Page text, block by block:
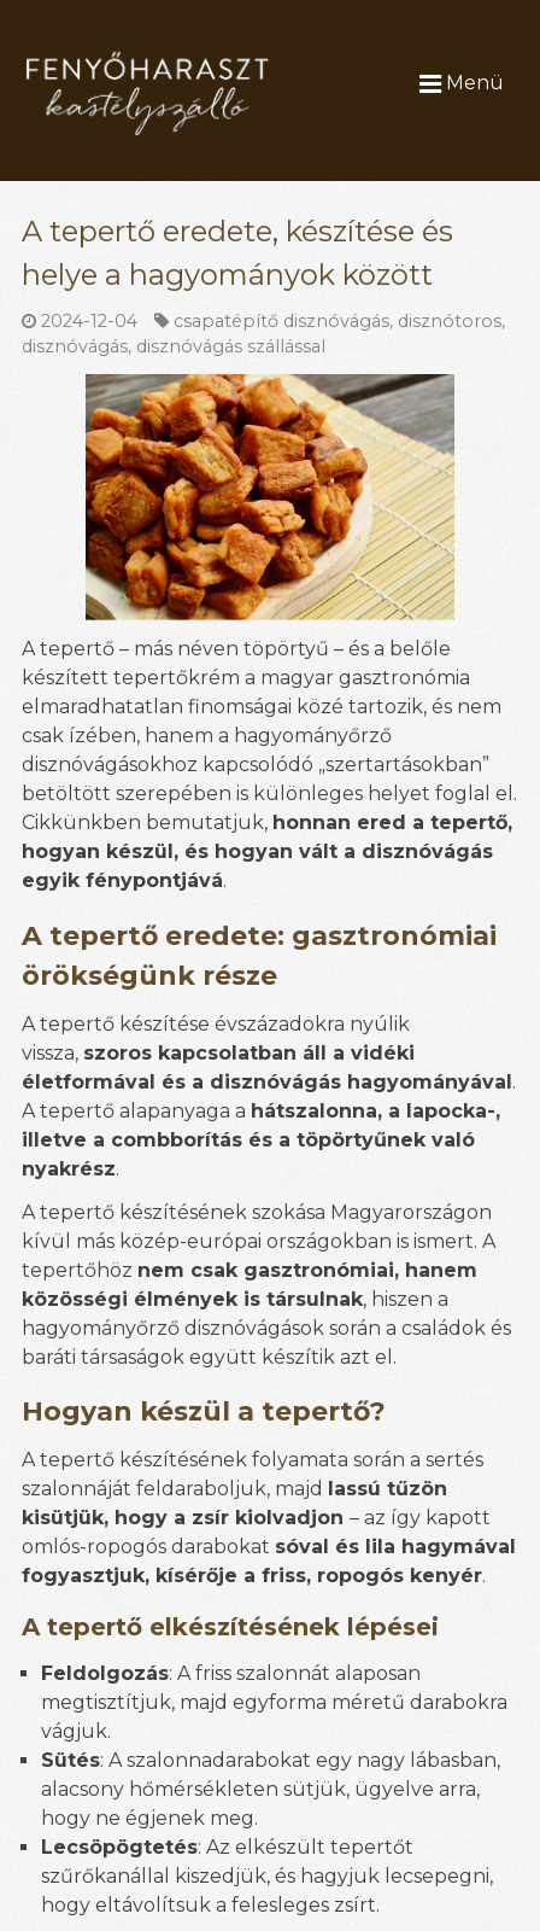
Menü
A tepertő eredete, készítése és
helye a hagyományok között
2024-12-04 csapatépítő disznóvágás, disznótoros,
disznóvágás, disznóvágás szállással
A tepertő – más néven töpörtyű – és a belőle
készített tepertőkrém a magyar gasztronómia
elmaradhatatlan finomságai közé tartozik, és nem
csak ízében, hanem a hagyományőrző
disznóvágásokhoz kapcsolódó „szertartásokban”
betöltött szerepében is különleges helyet foglal el.
Cikkünkben bemutatjuk, honnan ered a tepertő,
hogyan készül, és hogyan vált a disznóvágás
egyik fénypontjává.
A tepertő eredete: gasztronómiai
örökségünk része
A tepertő készítése évszázadokra nyúlik
vissza, szoros kapcsolatban áll a vidéki
életformával és a disznóvágás hagyományával.
A tepertő alapanyaga a hátszalonna, a lapocka-,
illetve a combborítás és a töpörtyűnek való
nyakrész.
A tepertő készítésének szokása Magyarországon
kívül más közép-európai országokban is ismert. A
tepertőhöz nem csak gasztronómiai, hanem
közösségi élmények is társulnak, hiszen a
hagyományőrző disznóvágások során a családok és
baráti társaságok együtt készítik azt el.
Hogyan készül a tepertő?
A tepertő készítésének folyamata során a sertés
szalonnáját feldaraboljuk, majd
lassú tűzön
kisütjük, hogy a zsír kiolvadjon – az így kapott
omlós-ropogós darabokat sóval és lila hagymával
fogyasztjuk, kísérője a friss, ropogós kenyér.
A tepertő elkészítésének lépései
Feldolgozás: A friss szalonnát alaposan
megtisztítjuk, majd egyforma méretű darabokra
vágjuk.
Sütés: A szalonnadarabokat egy nagy lábasban,
alacsony hőmérsékleten sütjük, ügyelve arra,
hogy ne égjenek meg.
Lecsöpögtetés: Az elkészült tepertőt
szűrőkanállal kiszedjük, és hagyjuk lecsepegni,
hogy eltávolítsuk a felesleges zsírt.